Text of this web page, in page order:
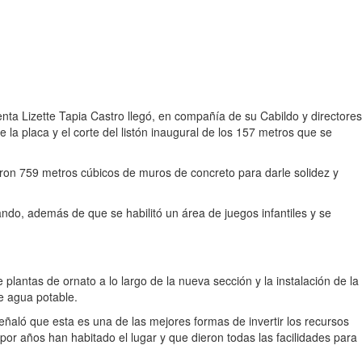
Lizette Tapia Castro llegó, en compañía de su Cabildo y directores
placa y el corte del listón inaugural de los 157 metros que se
759 metros cúbicos de muros de concreto para darle solidez y
además de que se habilitó un área de juegos infantiles y se
de ornato a lo largo de la nueva sección y la instalación de la
agua potable.
que esta es una de las mejores formas de invertir los recursos
años han habitado el lugar y que dieron todas las facilidades para